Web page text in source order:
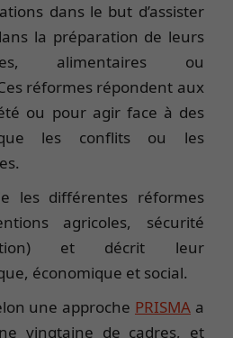
dans le but d’assister
la préparation de leurs
alimentaires ou
réformes répondent aux
ou pour agir face à des
les conflits ou les
les différentes réformes
agricoles, sécurité
et décrit leur
économique et social.
une approche PRISMAa
vingtaine de cadres, et